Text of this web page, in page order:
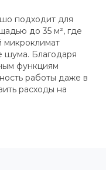
подходит для
до 35 м², где
микроклимат
шума. Благодаря
функциям
работы даже в
расходы на